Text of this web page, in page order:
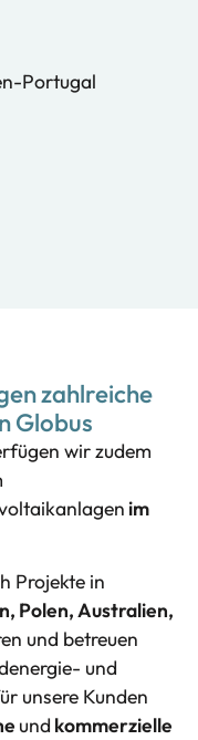
zahlreiche
Globus
wir zudem
im
Projekte in
Polen, Australien,
und betreuen
und
unsere Kunden
und kommerzielle